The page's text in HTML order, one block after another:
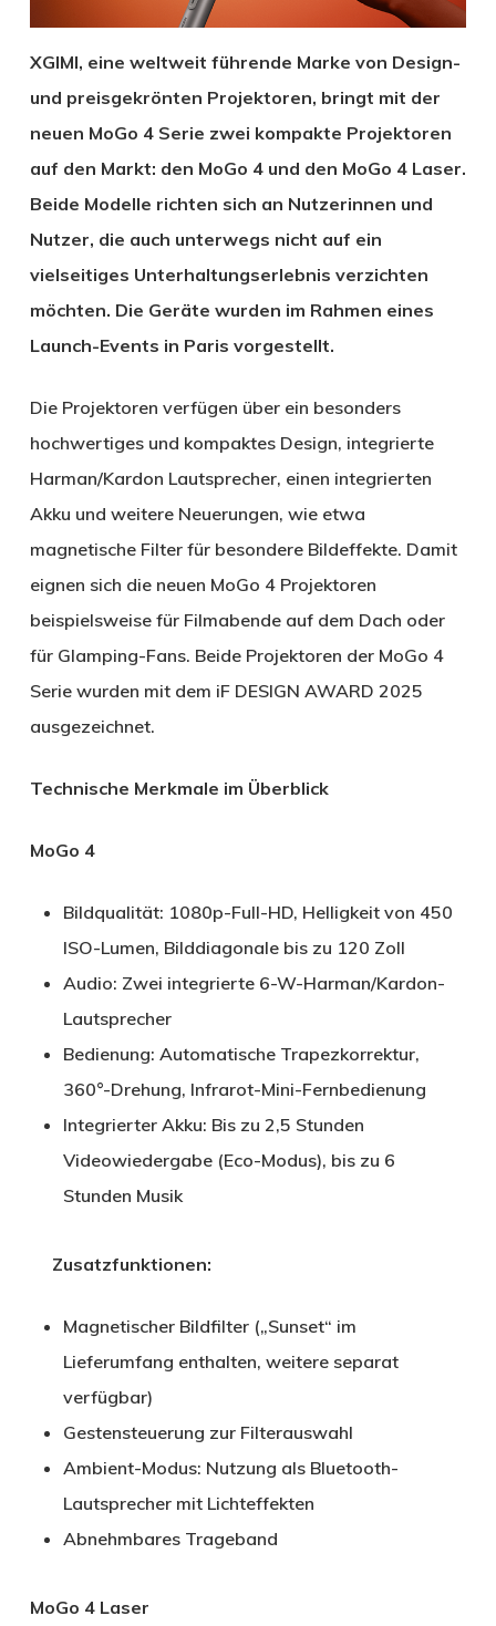
XGIMI, eine weltweit führende Marke von Design-
und preisgekrönten Projektoren, bringt mit der
neuen MoGo 4 Serie zwei kompakte Projektoren
auf den Markt: den MoGo 4 und den MoGo 4 Laser.
Beide Modelle richten sich an Nutzerinnen und
Nutzer, die auch unterwegs nicht auf ein
vielseitiges Unterhaltungserlebnis verzichten
möchten. Die Geräte wurden im Rahmen eines
Launch-Events in Paris vorgestellt.
Die Projektoren verfügen über ein besonders
hochwertiges und kompaktes Design, integrierte
Harman/Kardon Lautsprecher, einen integrierten
Akku und weitere Neuerungen, wie etwa
magnetische Filter für besondere Bildeffekte. Damit
eignen sich die neuen MoGo 4 Projektoren
beispielsweise für Filmabende auf dem Dach oder
für Glamping-Fans. Beide Projektoren der MoGo 4
Serie wurden mit dem iF DESIGN AWARD 2025
ausgezeichnet.
Technische Merkmale im Überblick
MoGo 4
Bildqualität: 1080p-Full-HD, Helligkeit von 450
ISO-Lumen, Bilddiagonale bis zu 120 Zoll
Audio: Zwei integrierte 6-W-Harman/Kardon-
Lautsprecher
Bedienung: Automatische Trapezkorrektur,
360°-Drehung, Infrarot-Mini-Fernbedienung
Integrierter Akku: Bis zu 2,5 Stunden
Videowiedergabe (Eco-Modus), bis zu 6
Stunden Musik
Zusatzfunktionen:
Magnetischer Bildfilter („Sunset“ im
Lieferumfang enthalten, weitere separat
verfügbar)
Gestensteuerung zur Filterauswahl
Ambient-Modus: Nutzung als Bluetooth-
Lautsprecher mit Lichteffekten
Abnehmbares Trageband
MoGo 4 Laser